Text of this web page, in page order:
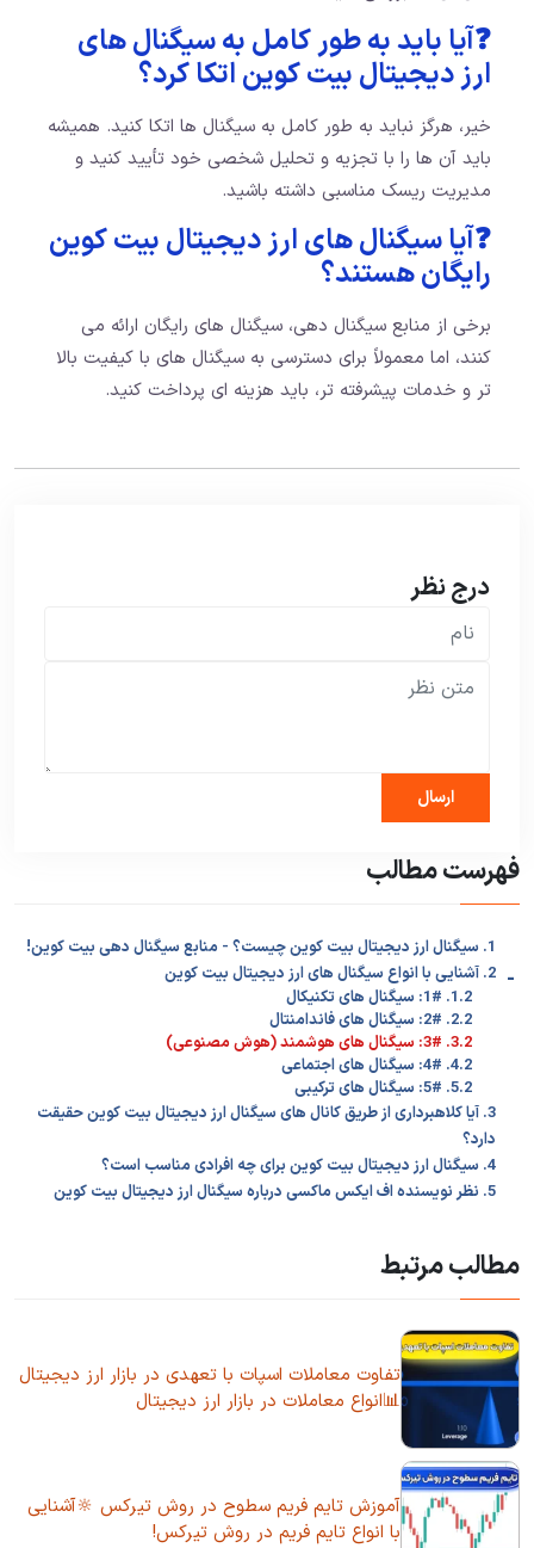
❓آیا باید به طور کامل به سیگنال های
ارز دیجیتال بیت کوین اتکا کرد؟
خیر، هرگز نباید به طور کامل به سیگنال ها اتکا کنید. همیشه
باید آن ها را با تجزیه و تحلیل شخصی خود تأیید کنید و
مدیریت ریسک مناسبی داشته باشید.
❓آیا سیگنال های ارز دیجیتال بیت کوین
رایگان هستند؟
برخی از منابع سیگنال دهی، سیگنال های رایگان ارائه می
کنند، اما معمولاً برای دسترسی به سیگنال های با کیفیت بالا
تر و خدمات پیشرفته تر، باید هزینه ای پرداخت کنید.
درج نظر
فهرست مطالب
1. سیگنال ارز دیجیتال بیت کوین چیست؟ - منابع سیگنال دهی بیت کوین!
2. آشنایی با انواع سیگنال های ارز دیجیتال بیت کوین -
1.2. 1#: سیگنال های تکنیکال
2.2. 2#: سیگنال های فاندامنتال
3.2. 3#: سیگنال های هوشمند (هوش مصنوعی)
4.2. 4#: سیگنال های اجتماعی
5.2. 5#: سیگنال های ترکیبی
3. آیا کلاهبرداری از طریق کانال های سیگنال ارز دیجیتال بیت کوین حقیقت
دارد؟
4. سیگنال ارز دیجیتال بیت کوین برای چه افرادی مناسب است؟
5. نظر نویسنده اف ایکس ماکسی درباره سیگنال ارز دیجیتال بیت کوین
مطالب مرتبط
تفاوت معاملات اسپات با تعهدی در بازار ارز دیجیتال
📊انواع معاملات در بازار ارز دیجیتال
آموزش تایم ‌فریم سطوح در روش تیرکس 🔆آشنایی
با انواع تایم فریم در روش تیرکس!